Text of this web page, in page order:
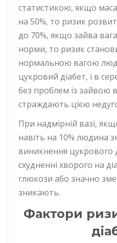
статистикою, якщо
на 50%, то ризик
до 70%, якщо зайва
норми, то ризик
нормальною вагою
цукровий діабет, і в
без проблем із зайвою
страждають цією
При надмірній вазі,
навіть на 10% людина
виникнення цукрового
схудненні хворого на
глюкози або значно
зникають.
Фактори